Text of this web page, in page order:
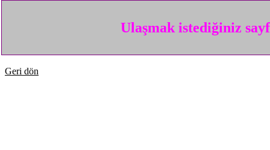
Ulaşmak istediğiniz
Geri dön